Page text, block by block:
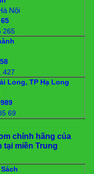
Nội
265
427
Long, TP Hạ Long
69
chính hãng của
miền Trung